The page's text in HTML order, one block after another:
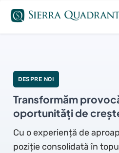
DESPRE NOI
Transformăm
oportunități de
Cu o experiență de
poziție consolidată în